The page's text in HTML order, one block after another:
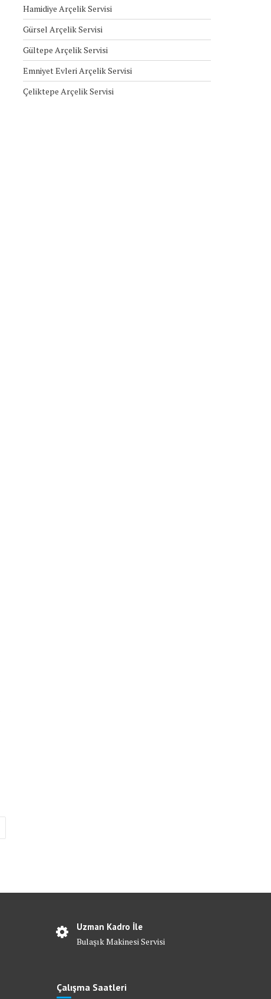
Hamidiye Arçelik Servisi
Gürsel Arçelik Servisi
Gültepe Arçelik Servisi
Emniyet Evleri Arçelik Servisi
Çeliktepe Arçelik Servisi
Uzman Kadro İle
Bulaşık Makinesi Servisi
Çalışma Saatleri